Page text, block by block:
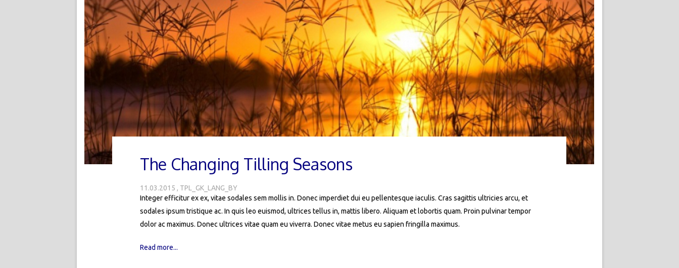
The Changing Tilling Seasons
11.03.2015
TPL_GK_LANG_BY
Integer efficitur ex ex, vitae sodales sem mollis in. Donec imperdiet dui eu pellentesque iaculis. Cras sagittis ultricies arcu, et
sodales ipsum tristique ac. In quis leo euismod, ultrices tellus in, mattis libero. Aliquam et lobortis quam. Proin pulvinar tempor
dolor ac maximus. Donec ultrices vitae quam eu viverra. Donec vitae metus eu sapien fringilla maximus.
Read more...